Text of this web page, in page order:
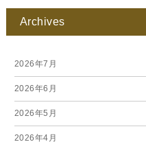
Archives
2026年7月
2026年6月
2026年5月
2026年4月